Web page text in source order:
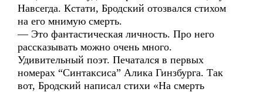
Навсегда. Кстати, Бродский отозвался стихом
на его мнимую смерть.
— Это фантастическая личность. Про него
рассказывать можно очень много.
Удивительный поэт. Печатался в первых
номерах “Синтаксиса” Алика Гинзбурга. Так
вот, Бродский написал стихи «На смерть